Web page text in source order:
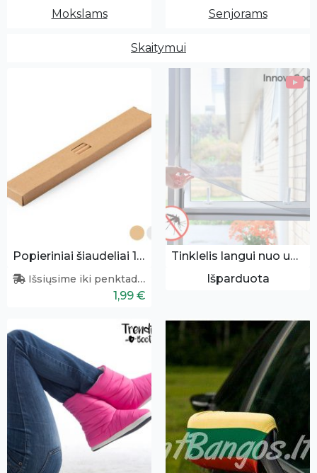
Mokslams Senjorams
Skaitymui
Popieriniai šiaudeliai 10vnt.
Išsiųsime iki penktadienio
1,99 €
Tinklelis langui nuo uodų
Išparduota